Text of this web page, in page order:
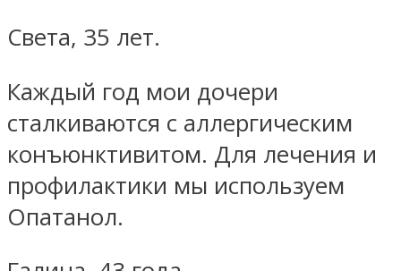
Света, 35 лет.
Каждый год мои дочери
сталкиваются с аллергическим
конъюнктивитом. Для лечения и
профилактики мы используем
Опатанол.